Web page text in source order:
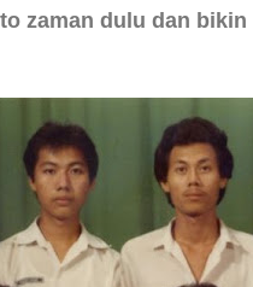
zaman dulu dan